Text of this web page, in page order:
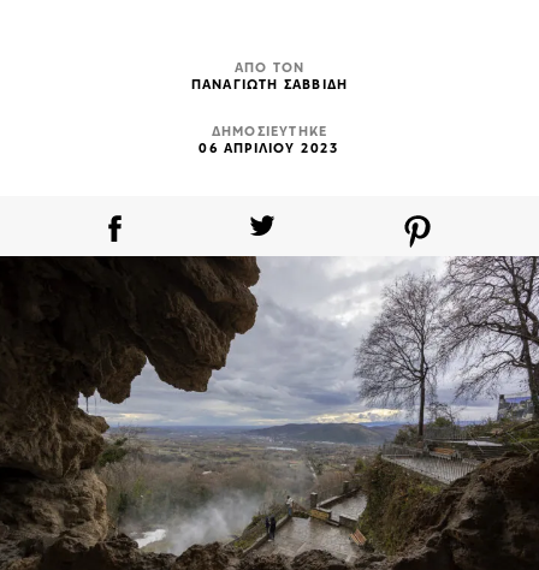
ΑΠΟ ΤΟΝ
ΠΑΝΑΓΙΩΤΗ ΣΑΒΒΙΔΗ
ΔΗΜΟΣΙΕΥΤΗΚΕ
06 ΑΠΡΙΛΙΟΥ 2023